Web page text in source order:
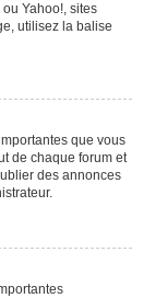
Yahoo!, sites
utilisez la balise
que vous
de chaque forum et
des annonces